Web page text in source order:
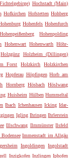
Hochstadt (Main)
Hofkirchen Hofstetten Hohberg
Hohenfels Hohenfurch
Hohenpeißenberg
Hohenpolding
Hohenwart Hohenwarth Höhr-
Holzgünz
Holzheim (Dillingen)
Forst Holzkirch
Holzkirchen
Hopferau Höpfingen Horb am
Hornberg Hösbach Höslwang
Huisheim Hülben Hummeltal
Ibach Ichenhausen Icking Idar-
Igling Ihringen Ihrlerstein
Illschwang Ilmmünster Ilsfeld
Immenstadt im Allgäu
Ingoldingen Ingolstadt
Inzigkofen Inzlingen Iphofen